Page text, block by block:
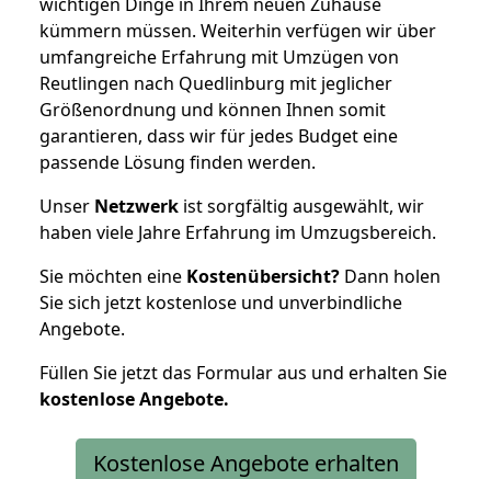
kümmern müssen. Weiterhin verfügen wir über
umfangreiche Erfahrung mit Umzügen von
Reutlingen nach Quedlinburg mit jeglicher
Größenordnung und können Ihnen somit
garantieren, dass wir für jedes Budget eine
passende Lösung finden werden.
Unser Netzwerk ist sorgfältig ausgewählt, wir
haben viele Jahre Erfahrung im Umzugsbereich.
Sie möchten eine Kostenübersicht? Dann holen
Sie sich jetzt kostenlose und unverbindliche
Angebote.
Füllen Sie jetzt das Formular aus und erhalten Sie
kostenloseAngebote.
Kostenlose Angebote erhalten